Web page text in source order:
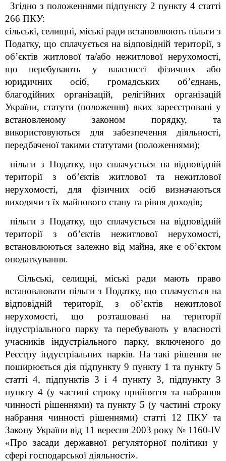
Згідно з положеннями підпункту 2 пункту 4 статті
266 ПКУ:
сільські, селищні, міські ради встановлюють пільги з
Податку, що сплачується на відповідній території, з
об’єктів житлової та/або нежитлової нерухомості,
що перебувають у власності фізичних або
юридичних осіб, громадських об’єднань,
благодійних організацій, релігійних організацій
України, статути (положення) яких зареєстровані у
встановленому законом порядку, та
використовуються для забезпечення діяльності,
передбаченої такими статутами (положеннями);
пільги з Податку, що сплачується на відповідній
території з об’єктів житлової та нежитлової
нерухомості, для фізичних осіб визначаються
виходячи з їх майнового стану та рівня доходів;
пільги з Податку, що сплачується на відповідній
території з об’єктів нежитлової нерухомості,
встановлюються залежно від майна, яке є об’єктом
оподаткування.
Сільські, селищні, міські ради мають право
встановлювати пільги з Податку, що сплачується на
відповідній території, з об’єктів нежитлової
нерухомості, що розташовані на території
індустріального парку та перебувають у власності
учасників індустріального парку, включеного до
Реєстру індустріальних парків. На такі рішення не
поширюється дія підпункту 9 пункту 1 та пункту 5
статті 4, підпунктів 3 і 4 пункту 3, підпункту 3
пункту 4 (у частині строку прийняття та набрання
чинності рішеннями) та пункту 5 (у частині строку
набрання чинності рішеннями) статті 12 ПКУ та
Закону України від 11 вересня 2003 року № 1160-ІV
«Про засади державної регуляторної політики у
сфері господарської діяльності».